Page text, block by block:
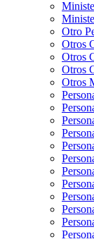
Otro
Otros
Otros
Otros
Otros